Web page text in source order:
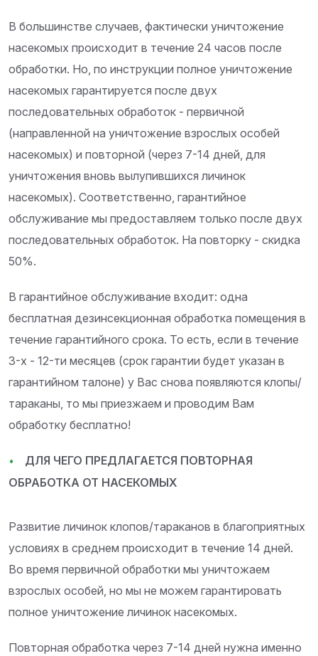
В большинстве случаев, фактически уничтожение
насекомых происходит в течение 24 часов после
обработки. Но, по инструкции полное уничтожение
насекомых гарантируется после двух
последовательных обработок - первичной
(направленной на уничтожение взрослых особей
насекомых) и повторной (через 7-14 дней, для
уничтожения вновь вылупившихся личинок
насекомых). Соответственно, гарантийное
обслуживание мы предоставляем только после двух
последовательных обработок. На повторку - скидка
50%.
В гарантийное обслуживание входит: одна
бесплатная дезинсекционная обработка помещения в
течение гарантийного срока. То есть, если в течение
3-х - 12-ти месяцев (срок гарантии будет указан в
гарантийном талоне) у Вас снова появляются клопы/
тараканы, то мы приезжаем и проводим Вам
обработку бесплатно!
ДЛЯ ЧЕГО ПРЕДЛАГАЕТСЯ ПОВТОРНАЯ
ОБРАБОТКА ОТ НАСЕКОМЫХ
Развитие личинок клопов/тараканов в благоприятных
условиях в среднем происходит в течение 14 дней.
Во время первичной обработки мы уничтожаем
взрослых особей, но мы не можем гарантировать
полное уничтожение личинок насекомых.
Повторная обработка через 7-14 дней нужна именно